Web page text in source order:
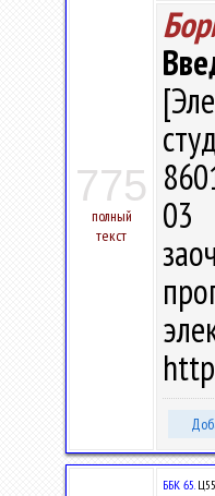
775
полный
текст
03
ББК 65.Ц55